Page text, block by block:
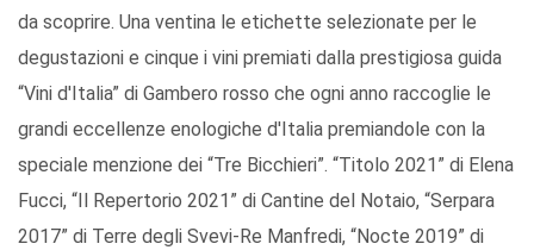
da scoprire. Una ventina le etichette selezionate per le
degustazioni e cinque i vini premiati dalla prestigiosa guida
“Vini d'Italia” di Gambero rosso che ogni anno raccoglie le
grandi eccellenze enologiche d'Italia premiandole con la
speciale menzione dei “Tre Bicchieri”. “Titolo 2021” di Elena
Fucci, “Il Repertorio 2021” di Cantine del Notaio, “Serpara
2017” di Terre degli Svevi-Re Manfredi, “Nocte 2019” di